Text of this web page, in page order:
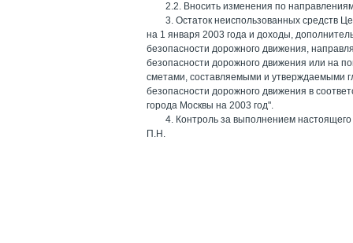
2.2. Вносить изменения по
3. Остаток неиспользованных средств
на 1 января 2003 года и доходы,
безопасности дорожного движения,
безопасности дорожного движения или на
сметами, составляемыми и утверждаемыми
безопасности дорожного движения в
города Москвы на 2003 год".
4. Контроль за выполнением
П.Н.